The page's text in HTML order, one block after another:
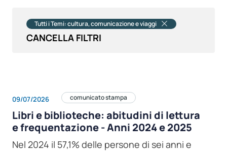
Tutti i Temi: cultura, comunicazione e viaggi
CANCELLA FILTRI
09/07/2026 comunicato stampa
Libri e biblioteche: abitudini di lettura
e frequentazione - Anni 2024 e 2025
Nel 2024 il 57,1% delle persone di sei anni e